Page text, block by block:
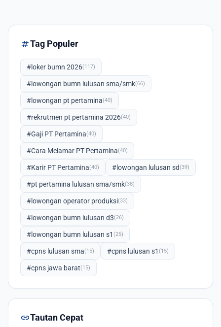
tagTag Populer
#loker bumn 2026(117)
#lowongan bumn lulusan sma/smk(66)
#lowongan pt pertamina(40)
#rekrutmen pt pertamina 2026(40)
#Gaji PT Pertamina(40)
#Cara Melamar PT Pertamina(40)
#Karir PT Pertamina(40) #lowongan lulusan sd(39)
#pt pertamina lulusan sma/smk(38)
#lowongan operator produksi(33)
#lowongan bumn lulusan d3(26)
#lowongan bumn lulusan s1 (25)
#cpns lulusan sma(15) #cpns lulusan s1 (15)
#cpns jawa barat(15)
linkTautan Cepat